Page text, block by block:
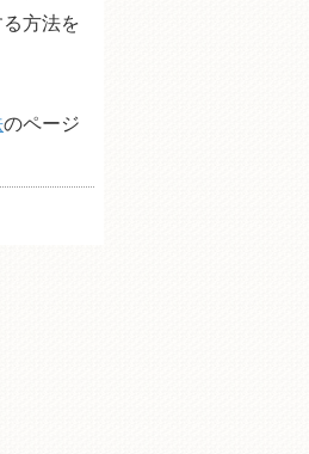
方法を
のページ